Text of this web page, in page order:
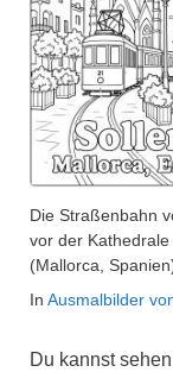
Die Straßenbahn
vor der
(Mallorca,
In Ausmalbilder
Du kannst sehen